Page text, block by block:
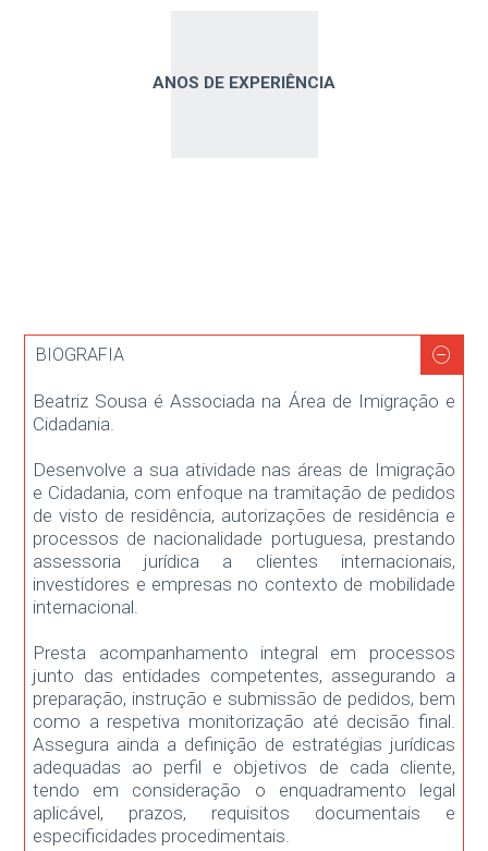
ANOS DE EXPERIÊNCIA
BIOGRAFIA
Beatriz Sousa é Associada na Área de Imigração e
Cidadania.
Desenvolve a sua atividade nas áreas de Imigração
e Cidadania, com enfoque na tramitação de pedidos
de visto de residência, autorizações de residência e
processos de nacionalidade portuguesa, prestando
assessoria jurídica a clientes internacionais,
investidores e empresas no contexto de mobilidade
internacional.
Presta acompanhamento integral em processos
junto das entidades competentes, assegurando a
preparação, instrução e submissão de pedidos, bem
como a respetiva monitorização até decisão final.
Assegura ainda a definição de estratégias jurídicas
adequadas ao perfil e objetivos de cada cliente,
tendo em consideração o enquadramento legal
aplicável, prazos, requisitos documentais e
especificidades procedimentais.